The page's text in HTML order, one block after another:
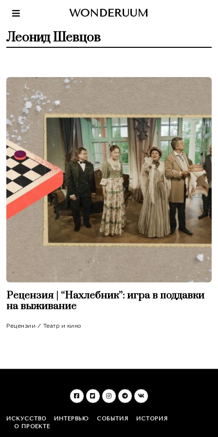
WONDERUUM
Леонид Шевцов
Рецензия | “Нахлебник”: игра в поддавки
на выживание
Рецензии / Театр и кино
ИСКУССТВО ИНТЕРВЬЮ СОБЫТИЯ
ИСТОРИЯ
О ПРОЕКТЕ